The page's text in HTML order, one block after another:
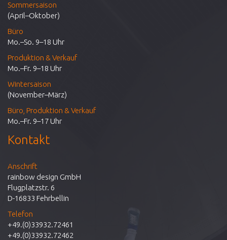
Sommersaison
(April–Oktober)
Büro
Mo.–So. 9–18 Uhr
Produktion & Verkauf
Mo.–Fr. 9–18 Uhr
Wintersaison
(November–März)
Büro, Produktion & Verkauf
Mo.–Fr. 9–17 Uhr
Kontakt
Anschrift
rainbow design GmbH
Flugplatzstr. 6
D-16833 Fehrbellin
Telefon
+49.(0)33932.72461
+49.(0)33932.72462